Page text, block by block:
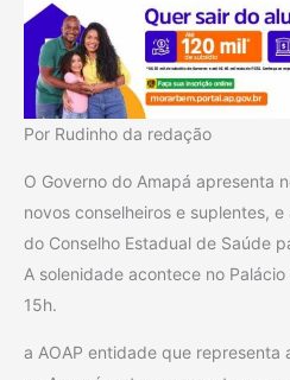
Por Rudinho da redação
O Governo do Amapá apresenta
novos conselheiros e suplentes,
do Conselho Estadual de Saúde
A solenidade acontece no
15h.
a AOAP entidade que representa